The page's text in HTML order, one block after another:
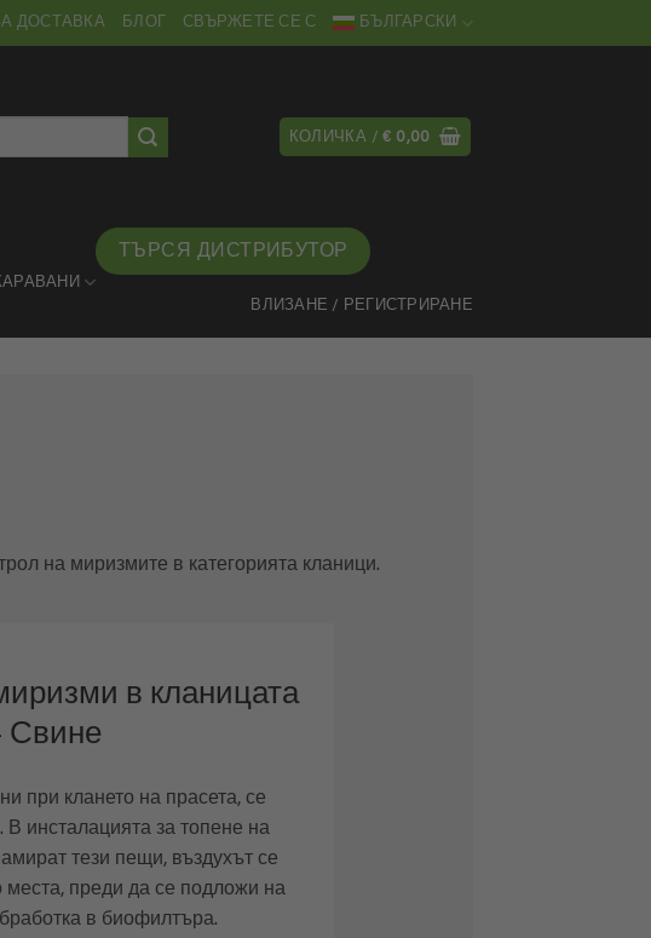
ДОСТАВКА БЛОГ СВЪРЖЕТЕ СЕ С БЪЛГАРСКИ
КОЛИЧКА /€ 0,00
ТЪРСЯ ДИСТРИБУТОР
ВЛИЗАНЕ / РЕГИСТРИРАНЕ
на миризмите в категорията кланици.
в кланицата
Свине
при клането на прасета, се
В инсталацията за топене на
тези пещи, въздухът се
места, преди да се подложи на
в биофилтъра.